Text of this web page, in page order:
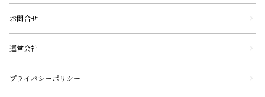
お問合せ
運営会社
プライバシーポリシー